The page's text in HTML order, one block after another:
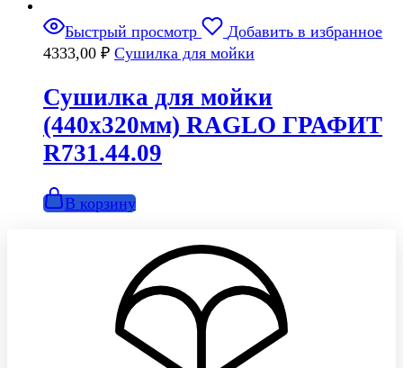
Быстрый просмотр
Добавить в избранное
4333,00 ₽ Сушилка для мойки
Сушилка для мойки
(440х320мм) RAGLO ГРАФИТ
R731.44.09
В корзину